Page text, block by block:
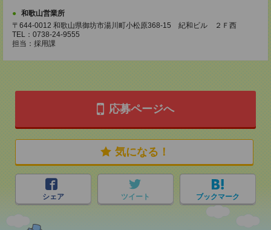
和歌山営業所
〒644-0012 和歌山県御坊市湯川町小松原368-15 紀和ビル ２Ｆ西
TEL：0738-24-9555
担当：採用課
応募ページへ
気になる！
シェア ツイート ブックマーク